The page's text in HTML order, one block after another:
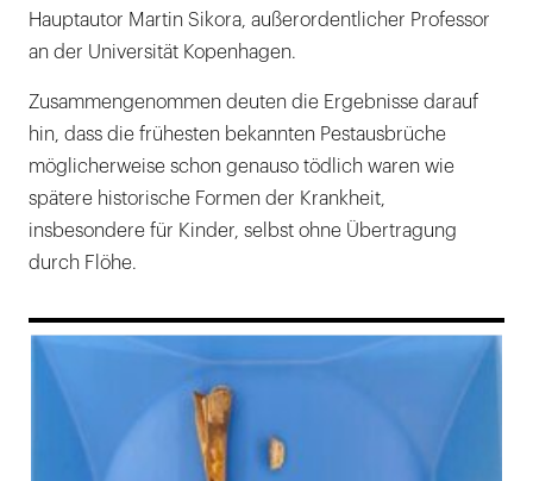
Hauptautor Martin Sikora, außerordentlicher Professor
an der Universität Kopenhagen.
Zusammengenommen deuten die Ergebnisse darauf
hin, dass die frühesten bekannten Pestausbrüche
möglicherweise schon genauso tödlich waren wie
spätere historische Formen der Krankheit,
insbesondere für Kinder, selbst ohne Übertragung
durch Flöhe.
169